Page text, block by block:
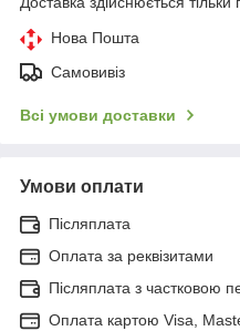
Нова Пошта
Самовивіз
Всі умови доставки
Умови оплати
Післяплата
Оплата за реквізитами
Післяплата з частковою
Оплата картою Visa,